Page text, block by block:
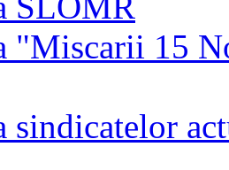
"Miscarii 15
sindicatelor